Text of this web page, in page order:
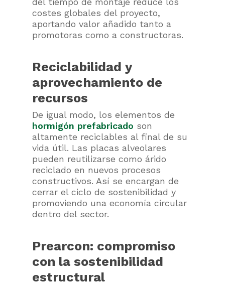
costes globales del proyecto,
aportando valor añadido tanto a
promotoras como a constructoras.
Reciclabilidad y
aprovechamiento de
recursos
De igual modo, los elementos de
hormigón prefabricado son
altamente reciclables al final de su
vida útil. Las placas alveolares
pueden reutilizarse como árido
reciclado en nuevos procesos
constructivos. Así se encargan de
cerrar el ciclo de sostenibilidad y
promoviendo una economía circular
dentro del sector.
Prearcon: compromiso
con la sostenibilidad
estructural